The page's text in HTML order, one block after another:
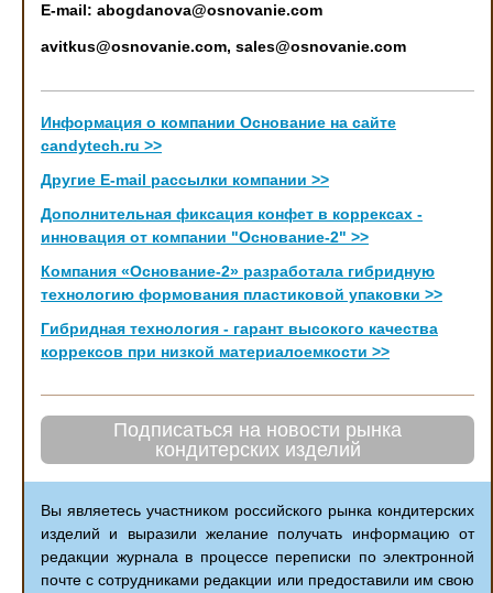
E-mail: abogdanova@osnovanie.com
avitkus@osnovanie.com, sales@osnovanie.com
Информация о компании Основание на сайте
candytech.ru >>
Другие Е-mail рассылки компании >>
Дополнительная фиксация конфет в коррексах -
инновация от компании "Основание-2" >>
Компания «Основание-2» разработала гибридную
технологию формования пластиковой упаковки >>
Гибридная технология - гарант высокого качества
коррексов при низкой материалоемкости >>
Подписаться на новости рынка
кондитерских изделий
Вы являетесь участником российского рынка кондитерских
изделий и выразили желание получать информацию от
редакции журнала в процессе переписки по электронной
почте с сотрудниками редакции или предоставили им свою